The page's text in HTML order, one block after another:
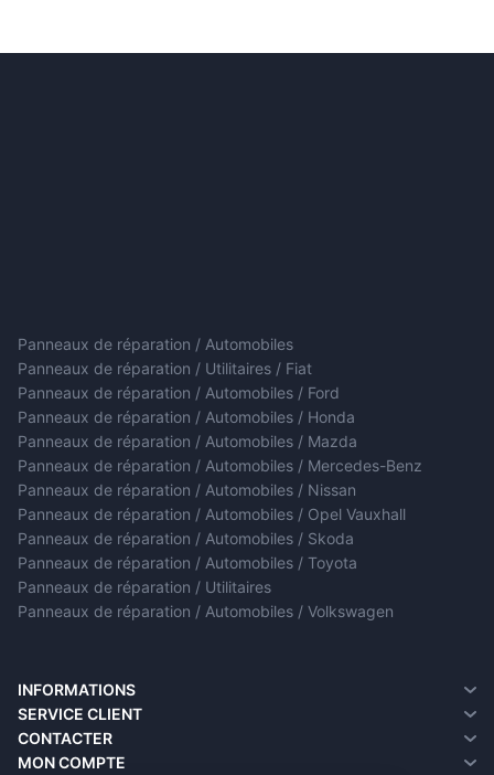
Panneaux de réparation / Automobiles
Panneaux de réparation / Utilitaires / Fiat
Panneaux de réparation / Automobiles / Ford
Panneaux de réparation / Automobiles / Honda
Panneaux de réparation / Automobiles / Mazda
Panneaux de réparation / Automobiles / Mercedes-Benz
Panneaux de réparation / Automobiles / Nissan
Panneaux de réparation / Automobiles / Opel Vauxhall
Panneaux de réparation / Automobiles / Skoda
Panneaux de réparation / Automobiles / Toyota
Panneaux de réparation / Utilitaires
Panneaux de réparation / Automobiles / Volkswagen
INFORMATIONS
A propos de nous
Informations sur la livraison
Politique de confidentialité
SERVICE CLIENT
Contacter
Retour de marchandise
CONTACTER
MON COMPTE